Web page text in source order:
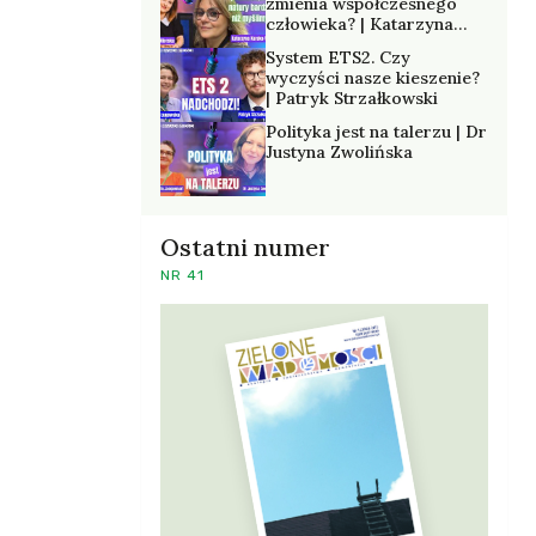
człowieka? | Katarzyna
System ETS2. Czy
wyczyści nasze kieszenie?
| Patryk Strzałkowski
Polityka jest na talerzu | Dr
Justyna Zwolińska
Ostatni numer
NR 41